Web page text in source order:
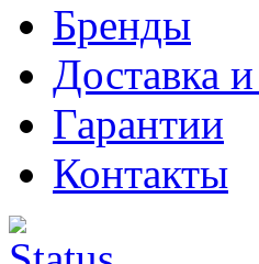
Бренды
Доставка
Гарантии
Контакты